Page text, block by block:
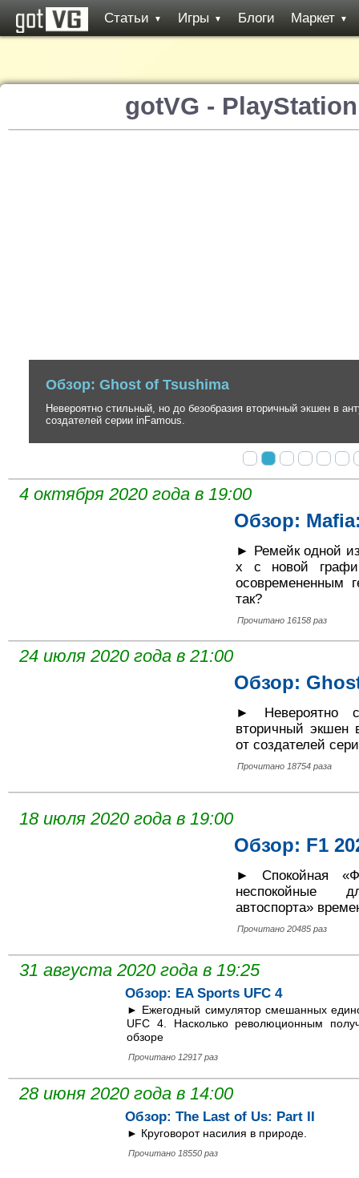
Статьи ▼ Игры ▼ Блоги Маркет ▼
gotVG -
Обзор: Ghost of Tsushima
Невероятно стильный, но до безобразия вторичный экшен в
создателей серии inFamous.
4 октября 2020 года в 19:00
Обзор:
► Ремейк одной
х с новой
осовремененным
так?
Прочитано 16158 раз
24 июля 2020 года в 21:00
Обзор:
► Невероятно
вторичный экшен
от создателей
Прочитано 18754 раза
18 июля 2020 года в 19:00
Обзор: F1
► Спокойная
неспокойные
автоспорта»
Прочитано 20485 раз
31 августа 2020 года в 19:25
Обзор: EA Sports UFC 4
► Ежегодный симулятор смешанных
UFC 4. Насколько революционным
обзоре
Прочитано 12917 раз
28 июня 2020 года в 14:00
Обзор: The Last of Us: Part II
► Круговорот насилия в природе.
Прочитано 18550 раз